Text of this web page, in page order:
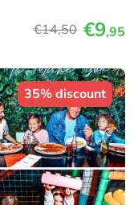
€14,50 €9,95
35% discount